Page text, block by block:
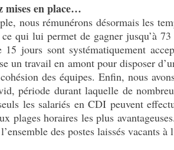
mises en place…
nous rémunérons désormais les
qui lui permet de gagner jusqu’à
jours sont systématiquement
un travail en amont pour disposer
des équipes. Enfin, nous
période durant laquelle de
les salariés en CDI peuvent
plages horaires les plus
des postes laissés vacants à